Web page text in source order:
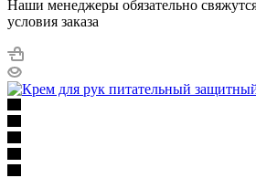
Наши менеджеры обязательно
условия заказа